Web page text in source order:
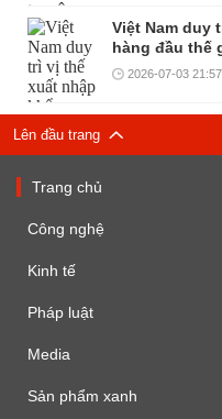
Việt Nam duy
hàng đầu thế
2026-07-03
Lên đầu trang
Trang chủ
Công nghệ
Kinh tế
Pháp luật
Media
Sản phẩm xanh